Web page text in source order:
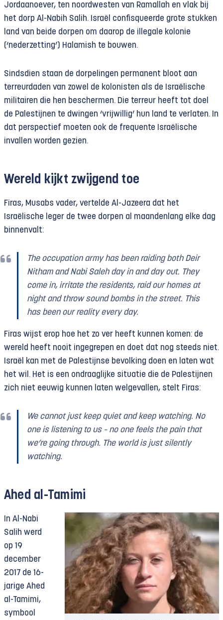
Jordaanoever, ten noordwesten van Ramallah en vlak bij
het dorp Al-Nabih Salih. Israël confisqueerde grote stukken
land van beide dorpen om daarop de illegale kolonie
(‘nederzetting’) Halamish te bouwen.
Sindsdien staan de dorpelingen permanent bloot aan
terreurdaden van zowel de kolonisten als de Israëlische
militairen die hen beschermen. Die terreur heeft tot doel
de Palestijnen te dwingen ‘vrijwillig’ hun land te verlaten. In
dat perspectief moeten ook de frequente Israëlische
invallen worden gezien.
Wereld kijkt zwijgend toe
Firas, Musabs vader, vertelde Al-Jazeera dat het
Israëlische leger de twee dorpen al maandenlang elke dag
binnenvalt:
The occupation army has been raiding both Deir
Nitham and Nabi Saleh day in and day out. They
come in, irritate the residents, raid our homes at
night and throw sound bombs in the street. This
has been our reality every day.
Firas wijst erop hoe het zo ver heeft kunnen komen: de
wereld heeft nooit ingegrepen en doet dat nog steeds niet.
Israël kan met de Palestijnse bevolking doen en laten wat
het wil. Het is een ondraaglijke situatie die de Palestijnen
zich niet eeuwig kunnen laten welgevallen, stelt Firas:
We cannot just keep quiet and keep watching. No
one is listening to us – no one feels the pain that
we’re going through. The world is just silently
watching.
Ahed al-Tamimi
In Al-Nabi
Salih werd
op 19
december
2017 de 16-
jarige Ahed
al-Tamimi,
symbool